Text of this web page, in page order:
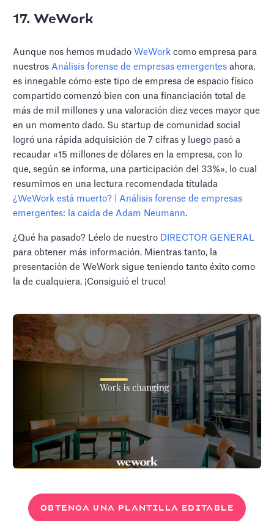
17. WeWork
Aunque nos hemos mudado WeWork como empresa para
nuestrosAnálisis forense de empresas emergentes ahora,
es innegable cómo este tipo de empresa de espacio físico
compartido comenzó bien con una financiación total de
más de mil millones y una valoración diez veces mayor que
en un momento dado. Su startup de comunidad social
logró una rápida adquisición de 7 cifras y luego pasó a
recaudar «15 millones de dólares en la empresa, con lo
que, según se informa, una participación del 33%», lo cual
resumimos en una lectura recomendada titulada
¿WeWork está muerto? | Análisis forense de empresas
emergentes: la caída de Adam Neumann.
¿Qué ha pasado? Léelo de nuestro DIRECTOR GENERAL
para obtener más información. Mientras tanto, la
presentación de WeWork sigue teniendo tanto éxito como
la de cualquiera. ¡Consiguió el truco!
OBTENGA UNA PLANTILLA EDITABLE